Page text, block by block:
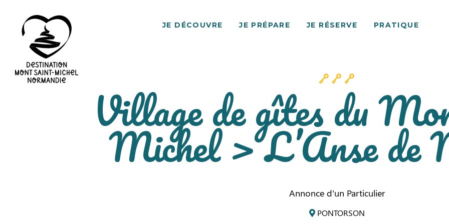
JE DÉCOUVRE JE PRÉPARE JE RÉSERVE PRATIQUE
Village de gîtes du
Michel > L’Anse de
Annonce d'un Particulier
PONTORSON